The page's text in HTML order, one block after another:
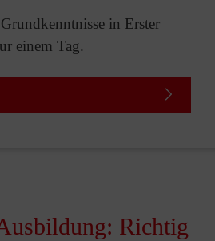
in Erster
einem Tag.
Richtig